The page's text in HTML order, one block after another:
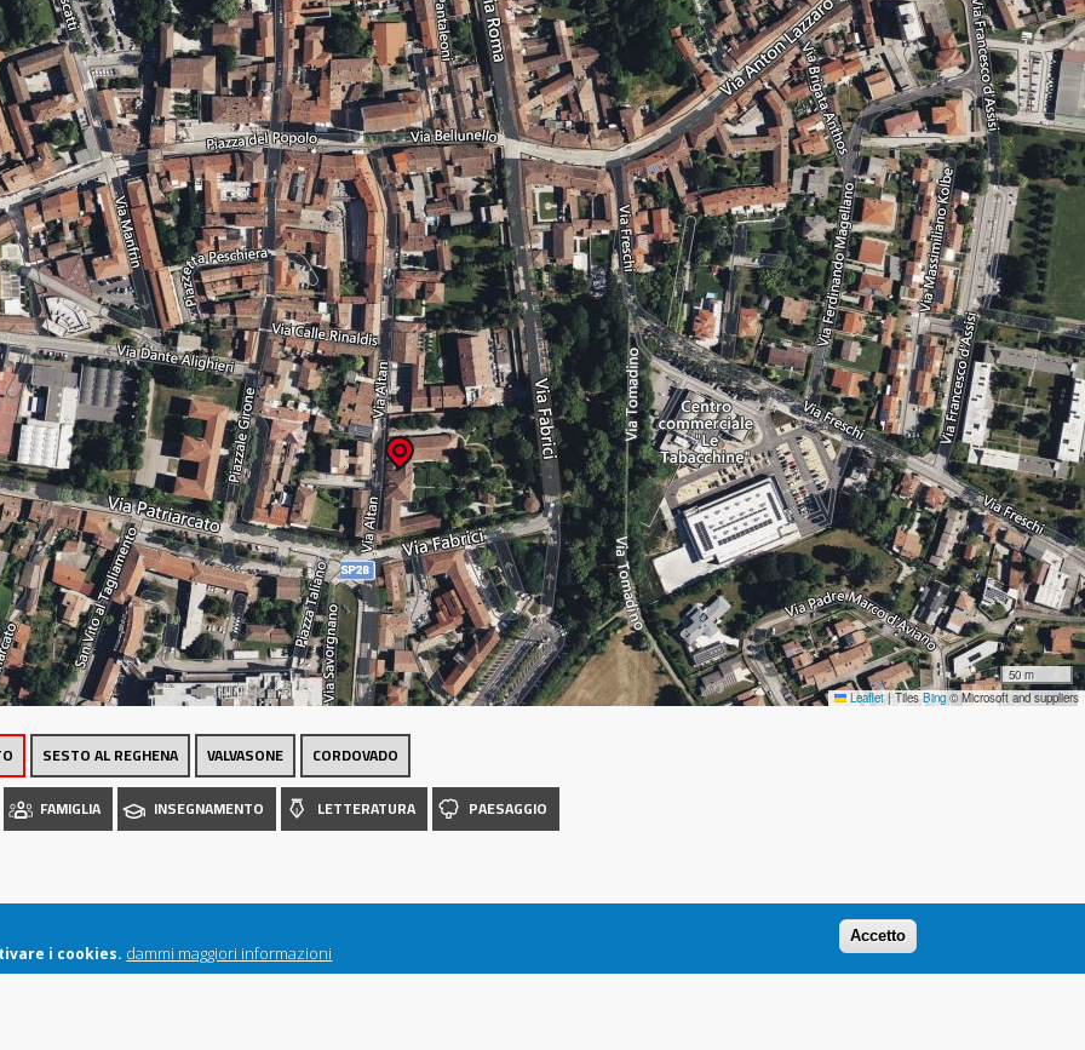
50 m
Leaflet |TilesBing © Microsoft and suppliers
SESTO AL REGHENA VALVASONE CORDOVADO
FAMIGLIA INSEGNAMENTO LETTERATURA PAESAGGIO
i cookies. dammi maggiori informazioni
Accetto